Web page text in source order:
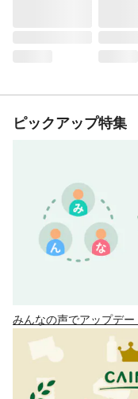
ピックアップ特集
みんなの声でアップデー